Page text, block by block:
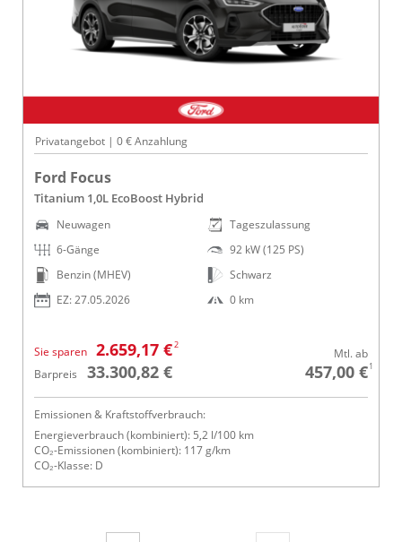
Privatangebot | 0 € Anzahlung
Ford Focus
Titanium 1,0L EcoBoost Hybrid
Neuwagen
6-Gänge
Benzin (MHEV)
EZ: 27.05.2026
Tageszulassung
92 kW (125 PS)
Schwarz
0 km
Sie sparen 2.659,17 €2
Barpreis 33.300,82 €
Mtl. ab
457,00 €1
Emissionen & Kraftstoffverbrauch:
Energieverbrauch (kombiniert): 5,2 l/100 km
CO₂-Emissionen (kombiniert): 117 g/km
CO₂-Klasse: D